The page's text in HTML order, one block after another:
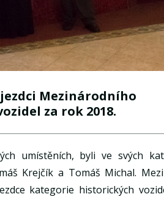
Mezinárodního
za rok 2018.
umístěních, byli ve svých
Krejčík a Tomáš Michal.
kategorie historických